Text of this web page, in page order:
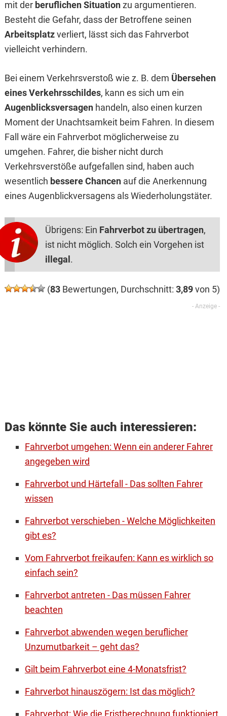
mit der beruflichen Situationzu argumentieren.
Besteht die Gefahr, dass der Betroffene seinen
Arbeitsplatzverliert, lässt sich das Fahrverbot
vielleicht verhindern.
Bei einem Verkehrsverstoß wie z. B. dem Übersehen
eines Verkehrsschildes, kann es sich um ein
Augenblicksversagenhandeln, also einen kurzen
Moment der Unachtsamkeit beim Fahren. In diesem
Fall wäre ein Fahrverbot möglicherweise zu
umgehen. Fahrer, die bisher nicht durch
Verkehrsverstöße aufgefallen sind, haben auch
wesentlich bessere Chancenauf die Anerkennung
eines Augenblickversagens als Wiederholungstäter.
Übrigens: Ein Fahrverbot zu übertragen,
ist nicht möglich. Solch ein Vorgehen ist
illegal .
(83Bewertungen, Durchschnitt: 3,89von 5)
Das könnte Sie auch interessieren:
Fahrverbot umgehen: Wenn ein anderer Fahrer
angegeben wird
Fahrverbot und Härtefall - Das sollten Fahrer
wissen
Fahrverbot verschieben - Welche Möglichkeiten
gibt es?
Vom Fahrverbot freikaufen: Kann es wirklich so
einfach sein?
Fahrverbot antreten - Das müssen Fahrer
beachten
Fahrverbot abwenden wegen beruflicher
Unzumutbarkeit – geht das?
Gilt beim Fahrverbot eine 4-Monatsfrist?
Fahrverbot hinauszögern: Ist das möglich?
Fahrverbot: Wie die Fristberechnung funktioniert